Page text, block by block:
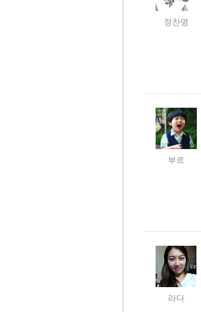
정찬명
부르
라다